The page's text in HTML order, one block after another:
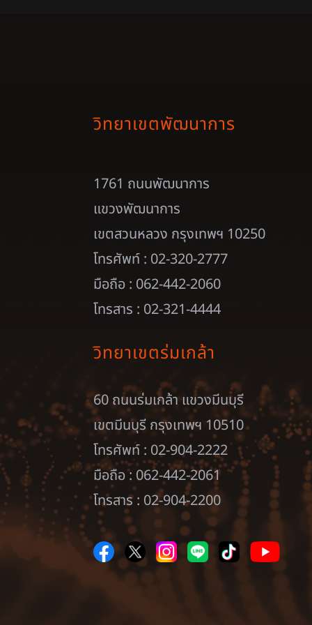
วิทยาเขตพัฒนาการ
1761 ถนนพัฒนาการ
แขวงพัฒนาการ
เขตสวนหลวง กรุงเทพฯ 10250
โทรศัพท์ : 02-320-2777
มือถือ : 062-442-2060
โทรสาร : 02-321-4444
วิทยาเขตร่มเกล้า
60 ถนนร่มเกล้า แขวงมีนบุรี
เขตมีนบุรี กรุงเทพฯ 10510
โทรศัพท์ : 02-904-2222
มือถือ : 062-442-2061
โทรสาร : 02-904-2200